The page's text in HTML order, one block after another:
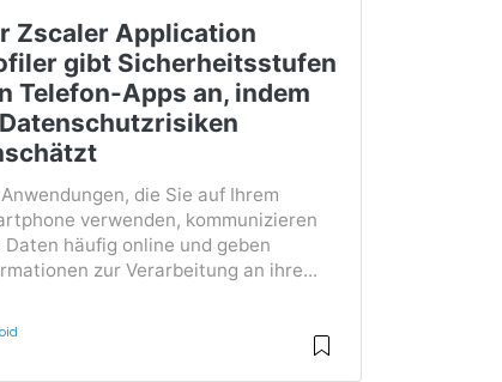
Zscaler Application
gibt Sicherheitsstufen
Telefon-Apps an, indem
die Sie auf Ihrem
verwenden, kommunizieren
Daten häufig online und geben
zur Verarbeitung an ihre...